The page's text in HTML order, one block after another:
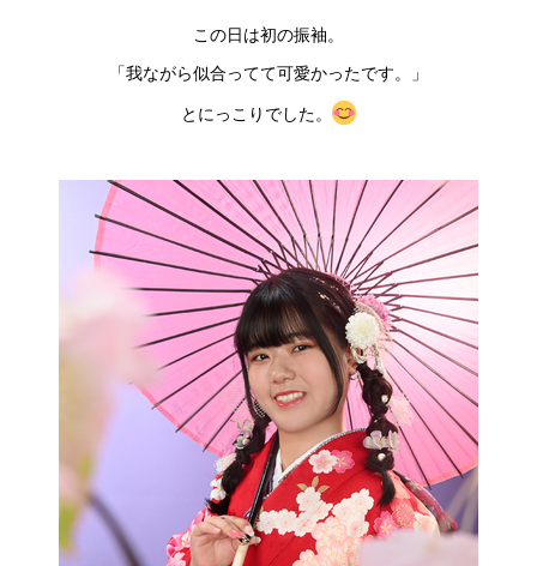
この日は初の振袖。
「我ながら似合ってて可愛かったです。」
とにっこりでした。